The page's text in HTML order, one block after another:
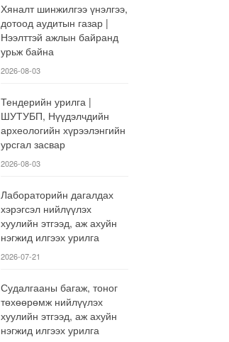
Хяналт шинжилгээ үнэлгээ,
дотоод аудитын газар |
Нээлттэй ажлын байранд
урьж байна
2026-08-03
Тендерийн урилга |
ШУТУБП, Нүүдэлчдийн
археологийн хүрээлэнгийн
урсгал засвар
2026-08-03
Лабораторийн дагалдах
хэрэгсэл нийлүүлэх
хуулийн этгээд, аж ахуйн
нэгжид илгээх урилга
2026-07-21
Судалгааны багаж, тоног
төхөөрөмж нийлүүлэх
хуулийн этгээд, аж ахуйн
нэгжид илгээх урилга